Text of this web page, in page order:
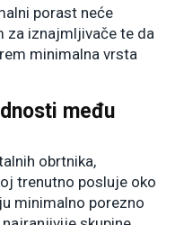
porast neće
za iznajmljivače te da
minimalna vrsta
među
obrtnika,
trenutno posluje oko
minimalno porezno